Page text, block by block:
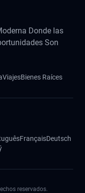
Donde las
Son
ViajesBienes Raíces
FrançaisDeutsch
reservados.